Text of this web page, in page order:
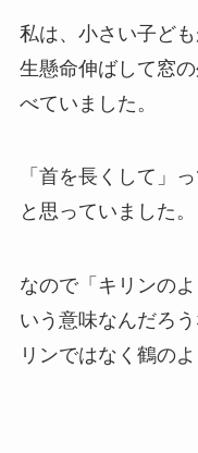
私は、小さい子ど
生懸命伸ばして窓
べていました。
「首を長くして」
と思っていました。
なので「キリンの
いう意味なんだろ
リンではなく鶴の